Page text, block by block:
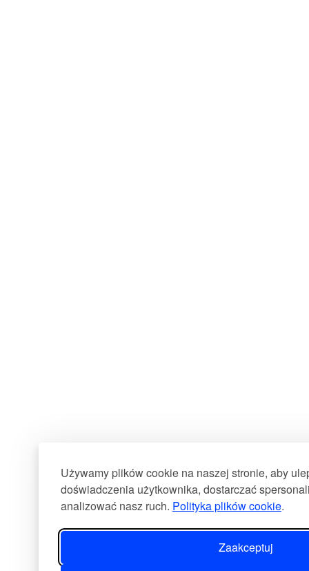
Używamy plików cookie na naszej stronie, aby
doświadczenia użytkownika, dostarczać
analizować nasz ruch. Polityka plików cookie.
Zaakceptuj